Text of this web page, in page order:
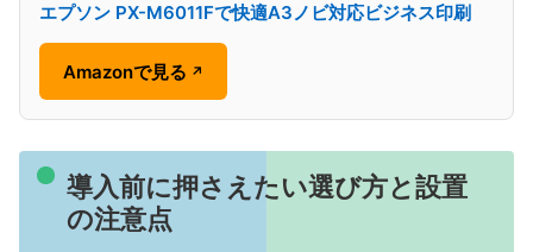
エプソン PX-M6011Fで快適A3ノビ対応ビジネス印刷
Amazonで見る ↗
導入前に押さえたい選び方と設置
の注意点